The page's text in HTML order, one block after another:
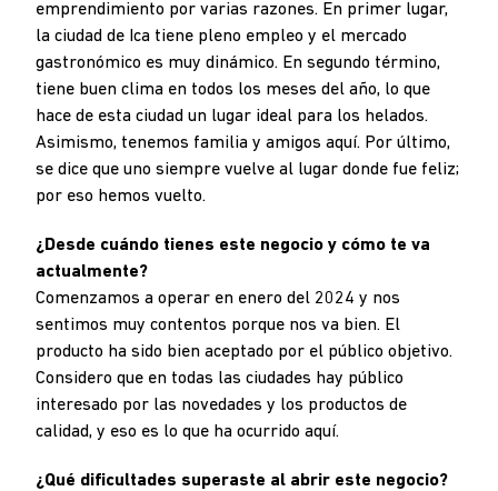
emprendimiento por varias razones. En primer lugar,
la ciudad de Ica tiene pleno empleo y el mercado
gastronómico es muy dinámico. En segundo término,
tiene buen clima en todos los meses del año, lo que
hace de esta ciudad un lugar ideal para los helados.
Asimismo, tenemos familia y amigos aquí. Por último,
se dice que uno siempre vuelve al lugar donde fue feliz;
por eso hemos vuelto.
¿Desde cuándo tienes este negocio y cómo te va
actualmente?
Comenzamos a operar en enero del 2024 y nos
sentimos muy contentos porque nos va bien. El
producto ha sido bien aceptado por el público objetivo.
Considero que en todas las ciudades hay público
interesado por las novedades y los productos de
calidad, y eso es lo que ha ocurrido aquí.
¿Qué dificultades superaste al abrir este negocio?